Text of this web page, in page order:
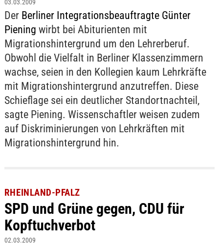
03.03.2009
Der Berliner Integrationsbeauftragte Günter
Piening wirbt bei Abiturienten mit
Migrationshintergrund um den Lehrerberuf.
Obwohl die Vielfalt in Berliner Klassenzimmern
wachse, seien in den Kollegien kaum Lehrkräfte
mit Migrationshintergrund anzutreffen. Diese
Schieflage sei ein deutlicher Standortnachteil,
sagte Piening. Wissenschaftler weisen zudem
auf Diskriminierungen von Lehrkräften mit
Migrationshintergrund hin.
RHEINLAND-PFALZ
SPD und Grüne gegen, CDU für
Kopftuchverbot
02.03.2009